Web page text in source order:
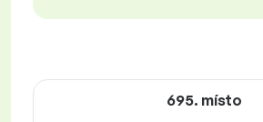
695. místo